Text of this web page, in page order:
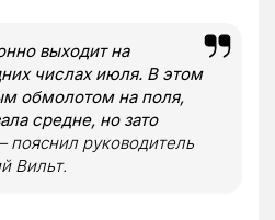
выходит на
числах июля. В этом
обмолотом на поля,
средне, но зато
пояснил руководитель
Вильт.